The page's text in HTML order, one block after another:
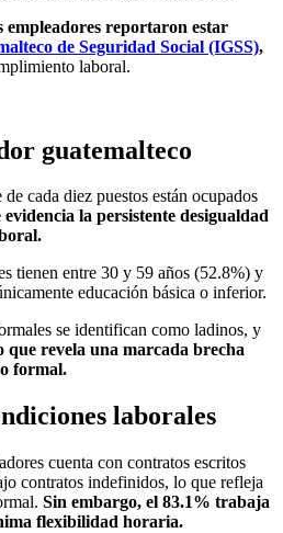
empleadores reportaron estar
de Seguridad Social (IGSS),
laboral.
guatemalteco
cada diez puestos están ocupados
evidencia la persistente desigualdad
tienen entre 30 y 59 años (52.8%) y
educación básica o inferior.
se identifican como ladinos, y
que revela una marcada brecha
formal.
laborales
cuenta con contratos escritos
contratos indefinidos, lo que refleja
Sin embargo, el 83.1% trabaja
flexibilidad horaria.